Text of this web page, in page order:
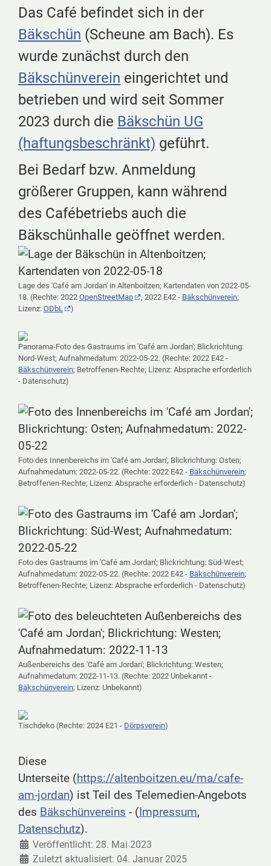
Das Café befindet sich in der
Bäkschün (Scheune am Bach). Es
wurde zunächst durch den
Bäkschünverein eingerichtet und
betrieben und wird seit Sommer
2023 durch die Bäkschün UG
(haftungsbeschränkt) geführt.
Bei Bedarf bzw. Anmeldung
größerer Gruppen, kann während
des Cafébetriebs auch die
Bäkschünhalle geöffnet werden.
Lage des 'Café am Jordan' in Altenboitzen; Kartendaten von 2022-05-
18. (Rechte: 2022 OpenStreetMap , 2022 E42 - Bäkschünverein;
Lizenz: ODbL )
Panorama-Foto des Gastraums im 'Café am Jordan'; Blickrichtung:
Nord-West; Aufnahmedatum: 2022-05-22. (Rechte: 2022 E42 -
Bäkschünverein; Betroffenen-Rechte; Lizenz: Absprache erforderlich
- Datenschutz)
Foto des Innenbereichs im 'Café am Jordan'; Blickrichtung: Osten;
Aufnahmedatum: 2022-05-22. (Rechte: 2022 E42 - Bäkschünverein;
Betroffenen-Rechte; Lizenz: Absprache erforderlich - Datenschutz)
Foto des Gastraums im 'Café am Jordan'; Blickrichtung: Süd-West;
Aufnahmedatum: 2022-05-22. (Rechte: 2022 E42 - Bäkschünverein;
Betroffenen-Rechte; Lizenz: Absprache erforderlich - Datenschutz)
Außenbereichs des 'Café am Jordan'; Blickrichtung: Westen;
Aufnahmedatum: 2022-11-13. (Rechte: 2022 Unbekannt -
Bäkschünverein; Lizenz: Unbekannt)
Tischdeko (Rechte: 2024 E21 - Dörpsverein)
Diese
Unterseite (https://altenboitzen.eu/ma/cafe-
am-jordan) ist Teil des Telemedien-Angebots
des Bäkschünvereins - (Impressum,
Datenschutz).
Veröffentlicht: 28. Mai 2023
Zuletzt aktualisiert: 04. Januar 2025